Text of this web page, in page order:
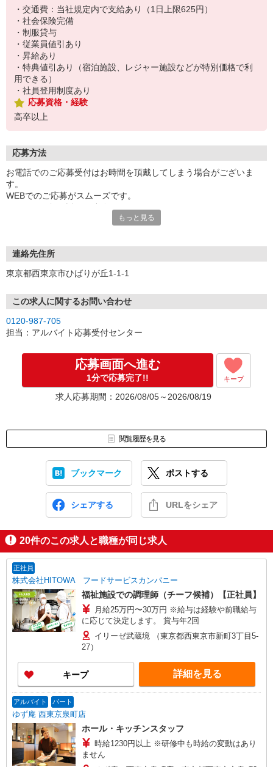
・交通費：当社規定内で支給あり（1日上限625円）
・社会保険完備
・制服貸与
・従業員値引あり
・昇給あり
・特典値引あり（宿泊施設、レジャー施設などが特別価格で利
用できる）
・社員登用制度あり
応募資格・経験
高卒以上
応募方法
お電話でのご応募受付はお時間を頂戴してしまう場合がございま
す。
WEBでのご応募がスムーズです。
もっと見る
連絡先住所
東京都西東京市ひばりが丘1-1-1
この求人に関するお問い合わせ
0120-987-705
担当：アルバイト応募受付センター
応募画面へ進む
1分で応募完了!! キープ
求人応募期間：2026/08/05～2026/08/19
閲覧履歴を見る
ブックマーク ポストする
シェアする URLをシェア
20件のこの求人と職種が同じ求人
正社員
株式会社HITOWA フードサービスカンパニー
福祉施設での調理師（チーフ候補）【正社員】
月給25万円〜30万円 ※給与は経験や前職給与
に応じて決定します。 賞与年2回
イリーゼ武蔵境 （東京都西東京市新町3丁目5-
27）
キープ 詳細を見る
アルバイト パート
ゆず庵 西東京泉町店
ホール・キッチンスタッフ
時給1230円以上 ※研修中も時給の変動はあり
ません